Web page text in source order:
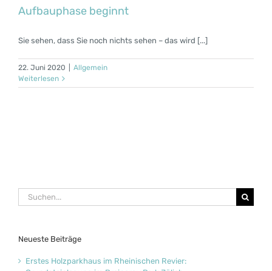
Aufbauphase beginnt
Sie sehen, dass Sie noch nichts sehen – das wird [...]
22. Juni 2020
Allgemein
Weiterlesen
Suche
nach:
Neueste Beiträge
Erstes Holzparkhaus im Rheinischen Revier: